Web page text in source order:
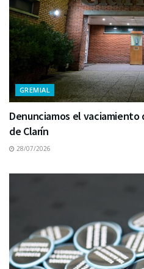
GREMIAL
Denunciamos el
de Clarín
28/07/2026